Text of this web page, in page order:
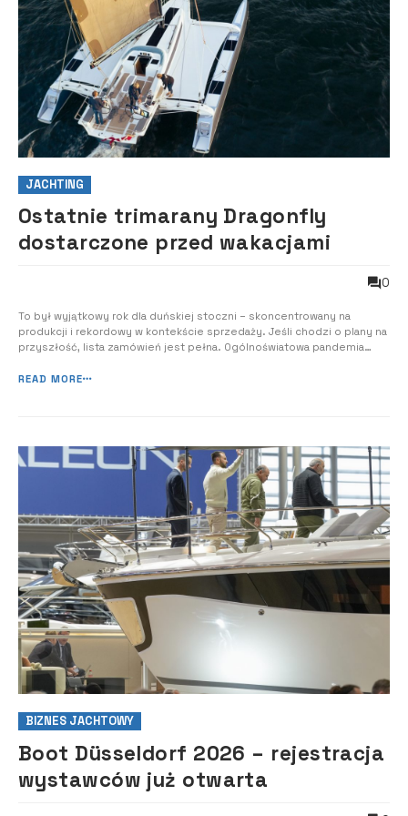
JACHTING
Ostatnie trimarany Dragonfly
dostarczone przed wakacjami
0
To był wyjątkowy rok dla duńskiej stoczni – skoncentrowany na
produkcji i rekordowy w kontekście sprzedaży. Jeśli chodzi o plany na
przyszłość, lista zamówień jest pełna. Ogólnoświatowa pandemia
zaskakujące, że w pozytywny sposób. Zdecydowanie więcej osób
READ MORE
BIZNES JACHTOWY
Boot Düsseldorf 2026 – rejestracja
wystawców już otwarta